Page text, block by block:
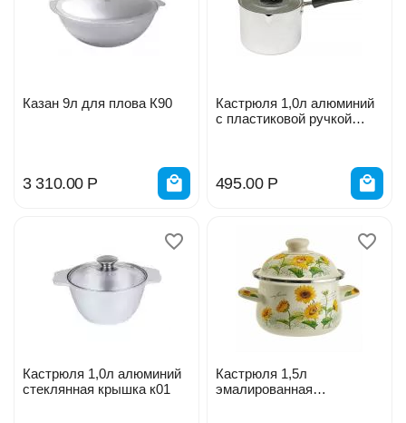
Казан 9л для плова К90
3 310.00 Р
Кастрюля 1,0л алюминий
с пластиковой ручкой
495.00 Р
Кастрюля 1,0л алюминий
стеклянная крышка к01
Кастрюля 1,5л
эмалированная